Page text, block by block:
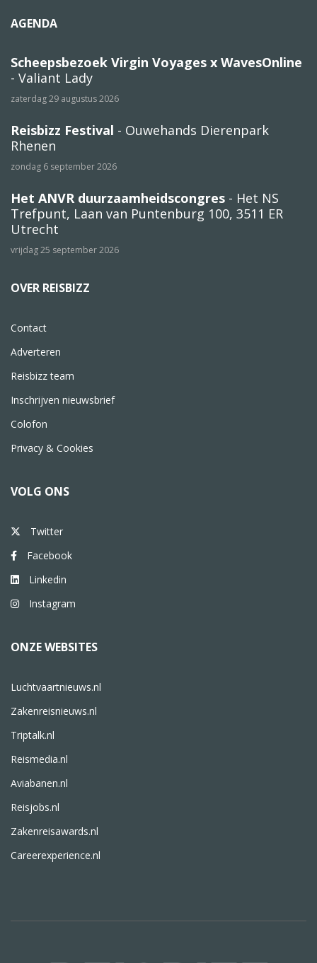
AGENDA
Scheepsbezoek Virgin Voyages x WavesOnline
- Valiant Lady
zaterdag 29 augustus 2026
Reisbizz Festival - Ouwehands Dierenpark
Rhenen
zondag 6 september 2026
Het ANVR duurzaamheidscongres - Het NS
Trefpunt, Laan van Puntenburg 100, 3511 ER
Utrecht
vrijdag 25 september 2026
OVER REISBIZZ
Contact
Adverteren
Reisbizz team
Inschrijven nieuwsbrief
Colofon
Privacy & Cookies
VOLG ONS
Twitter
Facebook
Linkedin
Instagram
ONZE WEBSITES
Luchtvaartnieuws.nl
Zakenreisnieuws.nl
Triptalk.nl
Reismedia.nl
Aviabanen.nl
Reisjobs.nl
Zakenreisawards.nl
Careerexperience.nl